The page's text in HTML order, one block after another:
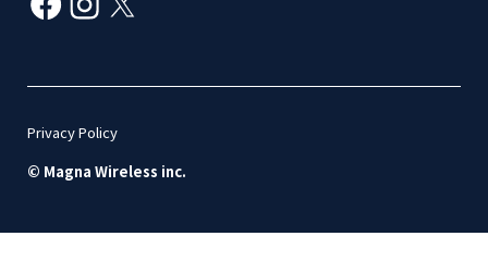
Privacy Policy
© Magna Wireless inc.